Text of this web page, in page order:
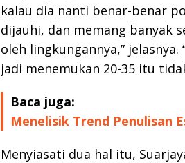
kalau dia nanti benar-benar
dijauhi, dan memang banyak
oleh lingkungannya,”
jadi menemukan 20-35 itu
Baca juga:
Menelisik Trend Penulisan
Menyiasati dua hal itu,